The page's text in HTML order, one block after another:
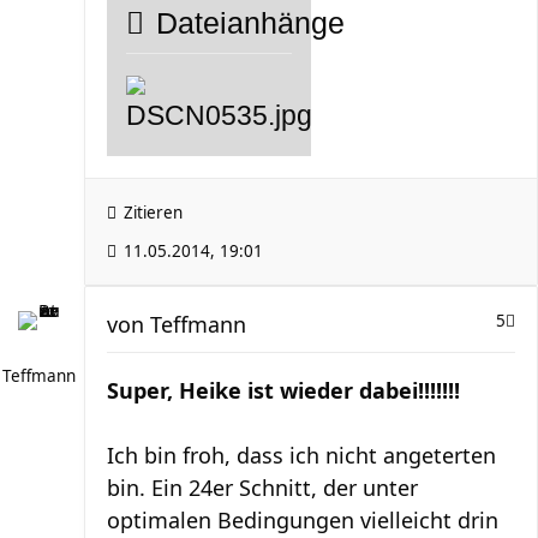
Dateianhänge
Zitieren
11.05.2014, 19:01
Teffmann
5
von Teffmann
Super, Heike ist wieder dabei!!!!!!!
Ich bin froh, dass ich nicht angeterten
bin. Ein 24er Schnitt, der unter
optimalen Bedingungen vielleicht drin